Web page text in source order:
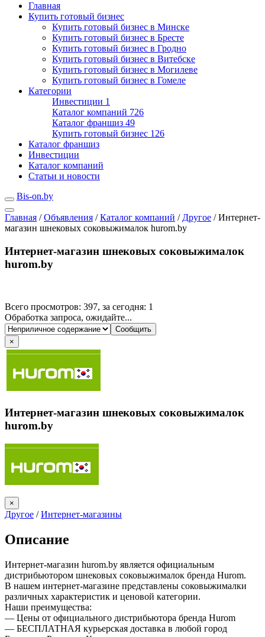
Главная
Купить готовый бизнес
Купить готовый бизнес в Минске
Купить готовый бизнес в Бресте
Купить готовый бизнес в Гродно
Купить готовый бизнес в Витебске
Купить готовый бизнес в Могилеве
Купить готовый бизнес в Гомеле
Категории
Инвестиции 1
Каталог компаний 726
Каталог франшиз 49
Купить готовый бизнес 126
Каталог франшиз
Инвестиции
Каталог компаний
Статьи и новости
Bis-on.by
Главная / Объявления / Каталог компаний / Другое /Интернет-
магазин шнековых соковыжималок hurom.by
Интернет-магазин шнековых соковыжималок
hurom.by
Всего просмотров: 397, за сегодня: 1
Обработка запроса, ожидайте...
×
Интернет-магазин шнековых соковыжималок
hurom.by
×
Другое /Интернет-магазины
Описание
Интернет-магазин hurom.by является официальным
дистрибьютором шнековых соковыжималок бренда Hurom.
В нашем интернет-магазине представлены соковыжималки
различных характеристик и ценовой категории.
Наши преимущества:
— Цены от официального дистрибьютора бренда Hurom
— БЕСПЛАТНАЯ курьерская доставка в любой город